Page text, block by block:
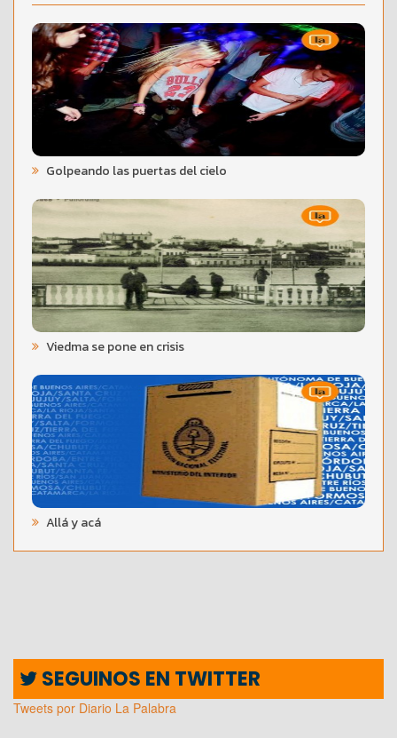
Golpeando las puertas del cielo
Viedma se pone en crisis
Allá y acá
SEGUINOS EN TWITTER
Tweets por Diario La Palabra